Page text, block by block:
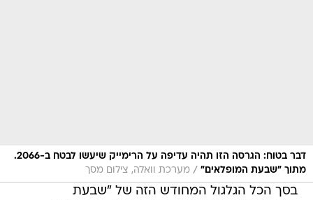
דבר בטוח: הגרסה הזו תהיה עדיפה על הרימייק שיעשו לבטח ב-2066.
מתוך "שבעת המופלאים" / מערכת וואלה, צילום מסך
בסך הכל הגלגול המחודש הזה של "שבעת